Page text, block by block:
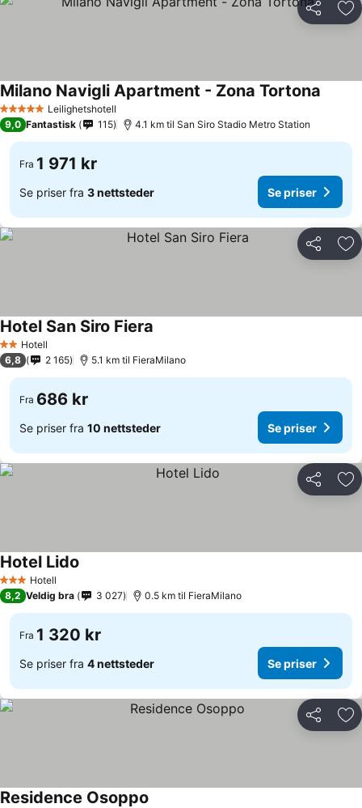
Del
5 Stjerner Leilighetshotell
Milano Navigli Apartment - Zona Tortona
9,0 Fantastisk 115 4.1 km til San Siro Stadio Metro Station
Fra 1 971 kr
Se priser fra 3 nettsteder Se priser
Del
2 Stjerner
Hotell
Hotel San Siro Fiera
6,8 2 165 5.1 km til FieraMilano
Fra 686 kr
Se priser fra 10 nettsteder Se priser
Del
3 StjernerHotell
Hotel Lido
8,2 Veldig bra 3 027 0.5 km til FieraMilano
Fra 1 320 kr
Se priser fra 4 nettsteder Se priser
Del
Residence Osoppo